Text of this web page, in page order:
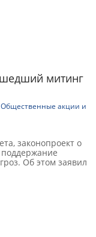
митинг
Общественные акции и
законопроект о
Об этом заявил